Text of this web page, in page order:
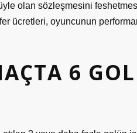
olan sözleşmesini
ücretleri, oyuncunun
6